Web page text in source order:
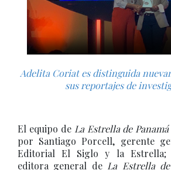
Adelita Coriat es distinguida
sus reportajes de
El equipo de La Estrella de Panamá
por Santiago Porcell, gerente
Editorial El Siglo y la Estrella;
editora general de La Estrella